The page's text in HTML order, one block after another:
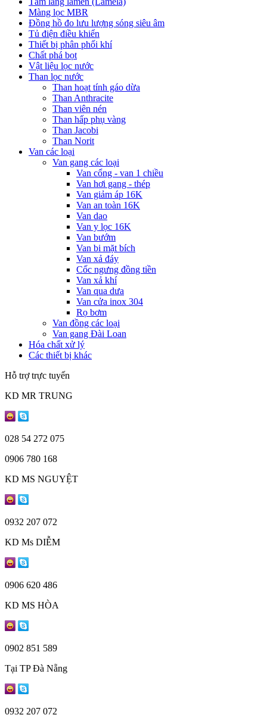
Màng lọc MBR
Đồng hồ đo lưu lượng sóng siêu âm
Tủ điện điều khiển
Thiết bị phân phối khí
Chất phá bọt
Vật liệu lọc nước
Than lọc nước
Than hoạt tính gáo dừa
Than Anthracite
Than viên nén
Than hấp phụ vàng
Than Jacobi
Than Norit
Van các loại
Van gang các loại
Van cổng - van 1 chiều
Van hơi gang - thép
Van giảm áp 16K
Van an toàn 16K
Van dao
Van y lọc 16K
Van bướm
Van bi mặt bích
Van xả đáy
Cốc ngưng đồng tiền
Van xả khí
Van qua dưa
Van cửa inox 304
Rọ bơm
Van đồng các loại
Van gang Đài Loan
Hóa chất xử lý
Các thiết bị khác
Hỗ trợ trực tuyến
KD MR TRUNG
028 54 272 075
0906 780 168
KD MS NGUYỆT
0932 207 072
KD Ms DIỄM
0906 620 486
KD MS HÒA
0902 851 589
Tại TP Đà Nẵng
0932 207 072